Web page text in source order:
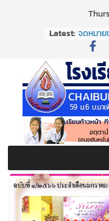
Latest: จดหมาย
ประจำ
กิจกรร
จดหมาย
ประจำเ
จดหมาย
ประจำเ